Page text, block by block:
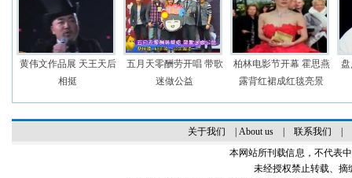
黄伟文作品展 天王天后
相挺
五月天零酬劳开唱 带歌
迷做公益
柏林电影节开幕 霍思燕
露背红裙成红毯亮景
关于我们 About us| 联系我们
本网站所刊载信息，不代表
未经授权禁止转载、摘